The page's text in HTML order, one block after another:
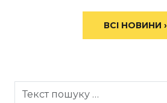
ВСІ НОВИНИ ›